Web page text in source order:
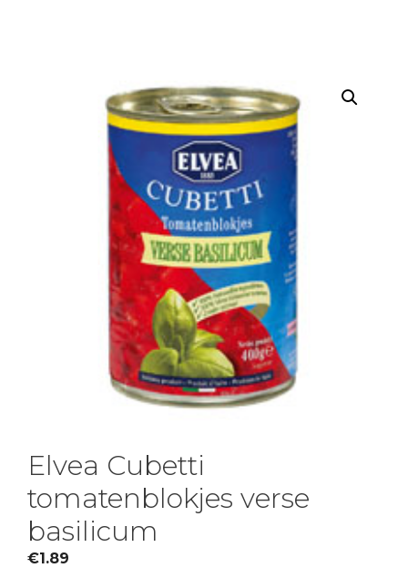
Elvea Cubetti
tomatenblokjes verse
basilicum
€1.89